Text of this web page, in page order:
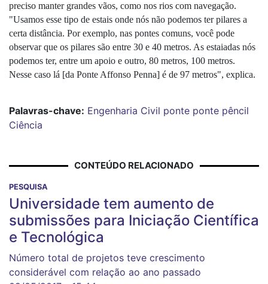
preciso manter grandes vãos, como nos rios com navegação.
"Usamos esse tipo de estais onde nós não podemos ter pilares a
certa distância. Por exemplo, nas pontes comuns, você pode
observar que os pilares são entre 30 e 40 metros. As estaiadas nós
podemos ter, entre um apoio e outro, 80 metros, 100 metros.
Nesse caso lá [da Ponte Affonso Penna] é de 97 metros", explica.
Palavras-chave: Engenharia Civil ponte ponte pêncil
Ciência
CONTEÚDO RELACIONADO
PESQUISA
Universidade tem aumento de
submissões para Iniciação Científica
e Tecnológica
Número total de projetos teve crescimento
considerável com relação ao ano passado